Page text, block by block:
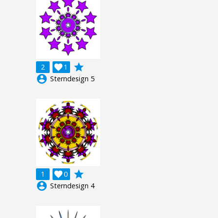
2 1

grade
account_circle Sterndesign 5
1 0

grade
account_circle Sterndesign 4